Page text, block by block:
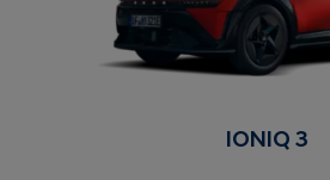
IONIQ 3